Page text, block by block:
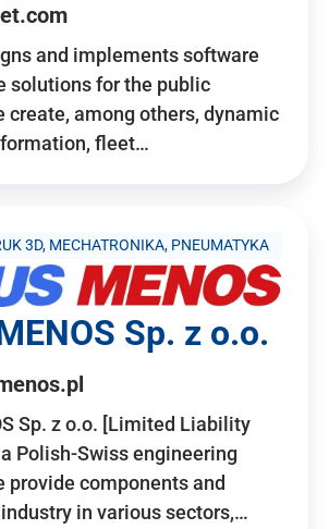
and implements software
solutions for the public
create, among others, dynamic
fleet…
3D, MECHATRONIKA, PNEUMATYKA
Sp. z o.o.
Sp. z o.o. [Limited Liability
Polish-Swiss engineering
provide components and
in various sectors,…